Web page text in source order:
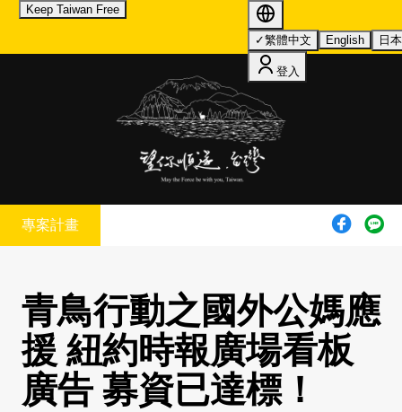
我們使用 cookies 來提升您的瀏覽體驗並分析網站流量。
欲了解更多有關我們使用
隱私權政策。
接受所有 Cookie
我們使用 cookies 提升瀏覽體驗並分析流量。
Keep Taiwan Free
✓繁體中文 English 日
登入
專案計畫
青鳥行動之國外公媽應
援 紐約時報廣場看板
廣告 募資已達標！